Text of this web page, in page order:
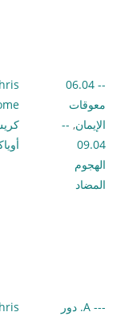
-- 06.04
معوقات
الإيمان,
--
09.04
الهجوم
المضاد
--- A. دور